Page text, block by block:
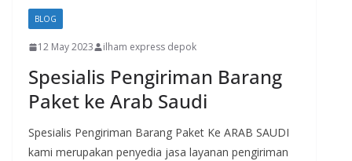
BLOG
12 May 2023 ilham express depok
Spesialis Pengiriman Barang
Paket ke Arab Saudi
Spesialis Pengiriman Barang Paket Ke ARAB SAUDI
kami merupakan penyedia jasa layanan pengiriman